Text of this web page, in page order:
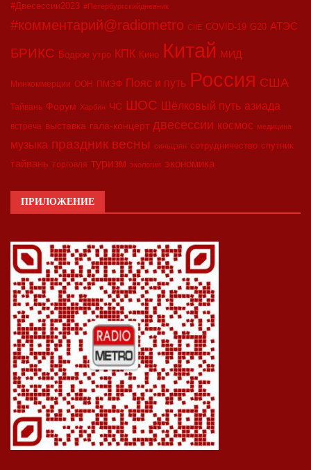
#Двесессии2023 #Петербургскийдневник
#комментарий@radiometro CIIE COVID-19 G20 АТЭС
БРИКС Бодрое утро КПК Кино Китай МИД
Минкоммерции ООН ПМЭФ Пояс и путь Россия США
Тайвань Форум Харбин ЧС ШОС Шёлковый путь азиада
встреча выставка гала-концерт двесессии космос медицина
музыка праздник весны синьцзян сотрудничество спутник
тайвань торговля туризм экология экономика
ПРИЛОЖЕНИЕ